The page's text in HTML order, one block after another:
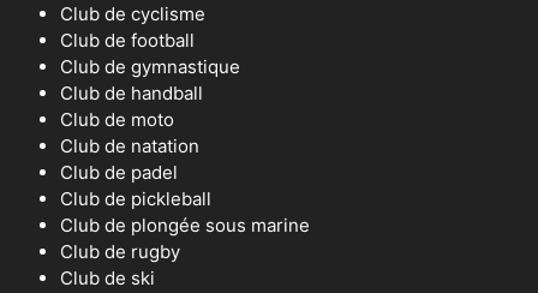
Club de cyclisme
Club de football
Club de gymnastique
Club de handball
Club de moto
Club de natation
Club de padel
Club de pickleball
Club de plongée sous marine
Club de rugby
Club de ski